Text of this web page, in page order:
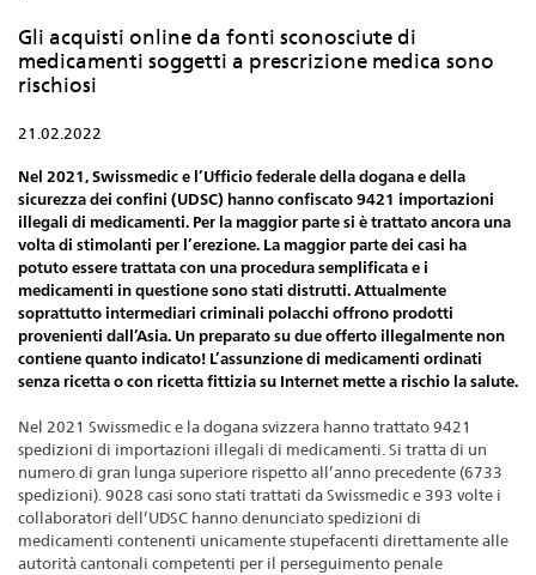
Gli acquisti online da fonti sconosciute di
medicamenti soggetti a prescrizione medica sono
rischiosi
21.02.2022
Nel 2021, Swissmedic e l’Ufficio federale della dogana e della
sicurezza dei confini (UDSC) hanno confiscato 9421 importazioni
illegali di medicamenti. Per la maggior parte si è trattato ancora una
volta di stimolanti per l’erezione. La maggior parte dei casi ha
potuto essere trattata con una procedura semplificata e i
medicamenti in questione sono stati distrutti. Attualmente
soprattutto intermediari criminali polacchi offrono prodotti
provenienti dall’Asia. Un preparato su due offerto illegalmente non
contiene quanto indicato! L’assunzione di medicamenti ordinati
senza ricetta o con ricetta fittizia su Internet mette a rischio la salute.
Nel 2021 Swissmedic e la dogana svizzera hanno trattato 9421
spedizioni di importazioni illegali di medicamenti. Si tratta di un
numero di gran lunga superiore rispetto all’anno precedente (6733
spedizioni). 9028 casi sono stati trattati da Swissmedic e 393 volte i
collaboratori dell’UDSC hanno denunciato spedizioni di
medicamenti contenenti unicamente stupefacenti direttamente alle
autorità cantonali competenti per il perseguimento penale